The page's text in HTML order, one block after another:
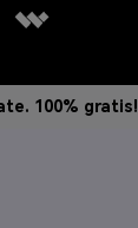
100% gratis!